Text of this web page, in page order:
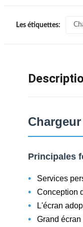
Les étiquettes:
Principales
• Services
• Conception
• L'écran
• Grand